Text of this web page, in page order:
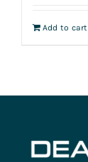
Add to cart